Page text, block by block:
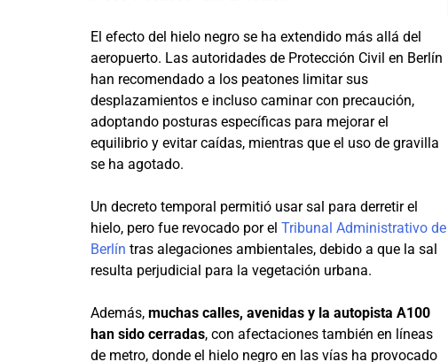
El efecto del hielo negro se ha extendido más allá del
aeropuerto. Las autoridades de Protección Civil en Berlín
han recomendado a los peatones limitar sus
desplazamientos e incluso caminar con precaución,
adoptando posturas específicas para mejorar el
equilibrio y evitar caídas, mientras que el uso de gravilla
se ha agotado.
Un decreto temporal permitió usar sal para derretir el
hielo, pero fue revocado por el Tribunal Administrativo de
Berlín tras alegaciones ambientales, debido a que la sal
resulta perjudicial para la vegetación urbana.
Además, muchas calles, avenidas y la autopista A100
han sido cerradas, con afectaciones también en líneas
de metro, donde el hielo negro en las vías ha provocado